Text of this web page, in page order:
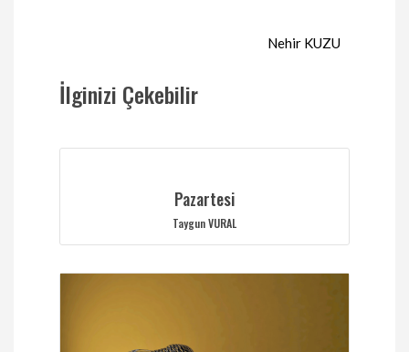
Nehir KUZU
İlginizi Çekebilir
Pazartesi
Taygun VURAL